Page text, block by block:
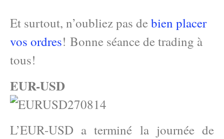
Et surtout, n’oubliez pas debien placer
vos ordres! Bonne séance de trading à
tous!
EUR-USD
L’EUR-USD a terminé la journée de